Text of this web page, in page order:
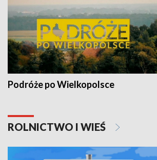
Podróże po Wielkopolsce
ROLNICTWO I WIEŚ